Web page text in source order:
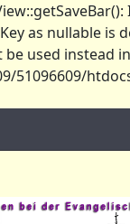
as nullable is
used instead in
51096609/